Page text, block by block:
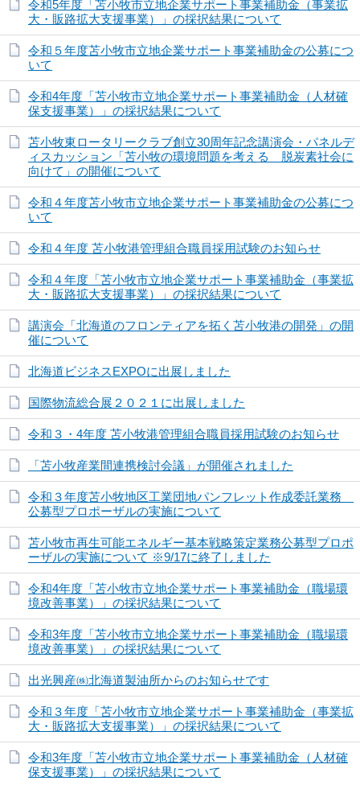
令和5年度「苫小牧市立地企業サポート事業補助金（事業拡
大・販路拡大支援事業）」の採択結果について
令和５年度苫小牧市立地企業サポート事業補助金の公募につ
いて
令和4年度「苫小牧市立地企業サポート事業補助金（人材確
保支援事業）」の採択結果について
苫小牧東ロータリークラブ創立30周年記念講演会・パネルデ
ィスカッション「苫小牧の環境問題を考える 脱炭素社会に
向けて」の開催について
令和４年度苫小牧市立地企業サポート事業補助金の公募につ
いて
令和４年度 苫小牧港管理組合職員採用試験のお知らせ
令和４年度「苫小牧市立地企業サポート事業補助金（事業拡
大・販路拡大支援事業）」の採択結果について
講演会「北海道のフロンティアを拓く苫小牧港の開発」の開
催について
北海道ビジネスEXPOに出展しました
国際物流総合展２０２１に出展しました
令和３・4年度 苫小牧港管理組合職員採用試験のお知らせ
「苫小牧産業間連携検討会議」が開催されました
令和３年度苫小牧地区工業団地パンフレット作成委託業務
公募型プロポーザルの実施について
苫小牧市再生可能エネルギー基本戦略策定業務公募型プロポ
ーザルの実施について ※9/17に終了しました
令和4年度「苫小牧市立地企業サポート事業補助金（職場環
境改善事業）」の採択結果について
令和3年度「苫小牧市立地企業サポート事業補助金（職場環
境改善事業）」の採択結果について
出光興産㈱北海道製油所からのお知らせです
令和３年度「苫小牧市立地企業サポート事業補助金（事業拡
大・販路拡大支援事業）」の採択結果について
令和3年度「苫小牧市立地企業サポート事業補助金（人材確
保支援事業）」の採択結果について